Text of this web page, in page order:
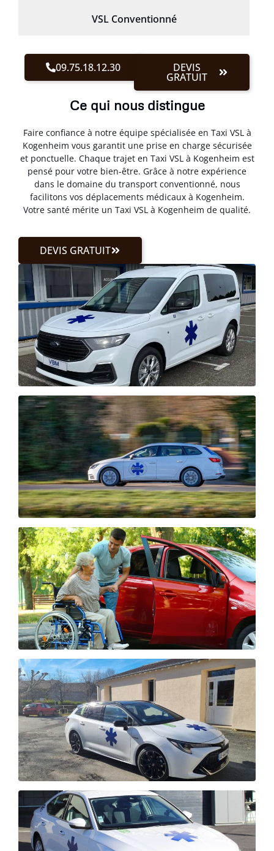
VSL Conventionné
09.75.18.12.30 DEVIS
GRATUIT
Ce qui nous distingue
Faire confiance à notre équipe spécialisée en Taxi VSL à
Kogenheim vous garantit une prise en charge sécurisée
et ponctuelle. Chaque trajet en Taxi VSL à Kogenheim est
pensé pour votre bien-être. Grâce à notre expérience
dans le domaine du transport conventionné, nous
facilitons vos déplacements médicaux à Kogenheim.
Votre santé mérite un Taxi VSL à Kogenheim de qualité.
DEVIS GRATUIT